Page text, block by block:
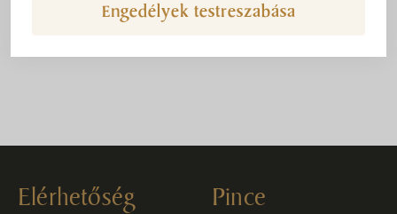
Engedélyek testreszabása
Bock teraszon
Elérhetőség Pince